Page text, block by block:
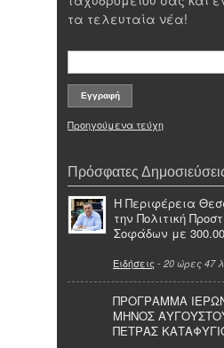
τα τελευταία νέα!
Προηγούμενα τεύχη
Πρόσφατες
Η Περιφέρεια
την Πολιτική
Σοφάδων με
Ειδήσεις - 20 ώρες 47
ΠΡΟΓΡΑΜΜΑ
ΜΗΝΟΣ
ΠΕΤΡΑΣ